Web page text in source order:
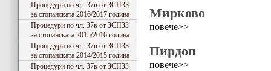
Процедури по чл. 37в от ЗСПЗЗ
за стопанската 2016/2017 година
Процедури по чл. 37в от ЗСПЗЗ
за стопанската 2015/2016 година
Процедури по чл. 37в от ЗСПЗЗ
за стопанската 2014/2015 година
Процедури по чл. 37в от ЗСПЗЗ
Мирково
повече>>
Пирдоп
повече>>